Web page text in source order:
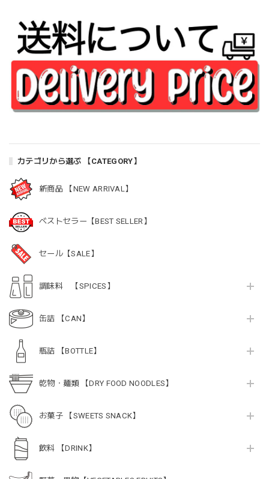
カテゴリから選ぶ 【CATEGORY】
新商品 【NEW ARRIVAL】
ベストセラー【BEST SELLER】
セール【SALE】
調味料 【SPICES】
缶詰 【CAN】
瓶詰 【BOTTLE】
乾物・麺類 【DRY FOOD NOODLES】
お菓子 【SWEETS SNACK】
飲料 【DRINK】